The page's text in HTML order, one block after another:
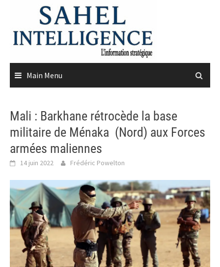
content
Main Menu
Mali : Barkhane rétrocède la base
militaire de Ménaka (Nord) aux Forces
armées maliennes
14 juin 2022 Frédéric Powelton